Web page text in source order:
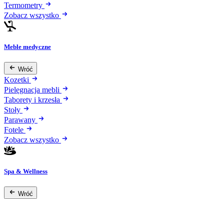
Termometry
Zobacz wszystko
Meble medyczne
Wróć
Kozetki
Pielęgnacja mebli
Taborety i krzesła
Stoły
Parawany
Fotele
Zobacz wszystko
Spa & Wellness
Wróć